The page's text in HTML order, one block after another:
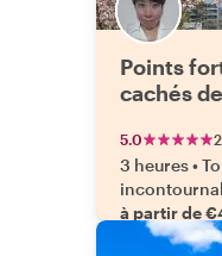
Points
cachés
5.0
3 heures•
à partir de